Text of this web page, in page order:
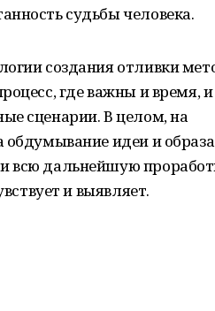
судьбы человека.
создания отливки
где важны и время, и
сценарии. В целом, на
идеи и
всю дальнейшую
и выявляет.